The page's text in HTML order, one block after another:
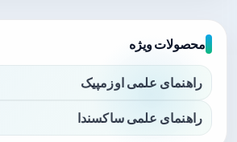
محصولات ویژه
راهنمای علمی اوزمپیک
راهنمای علمی ساکسندا